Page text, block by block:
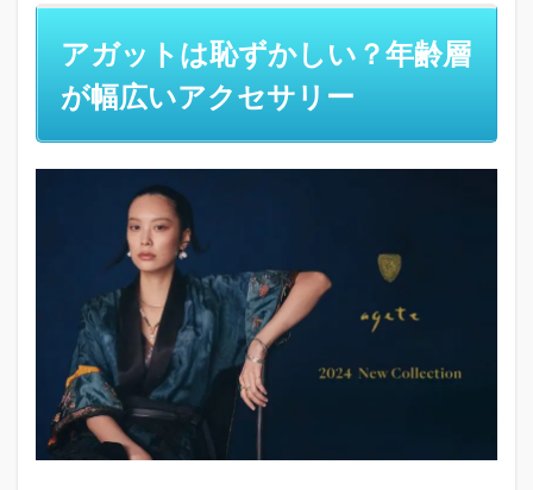
は恥
し
い？
年齢
幅広
いア
アガ
ット
は何
歳ま
で
OK？
年齢
に関
アガットは恥ずかしい？年齢層
が幅広いアクセサリー